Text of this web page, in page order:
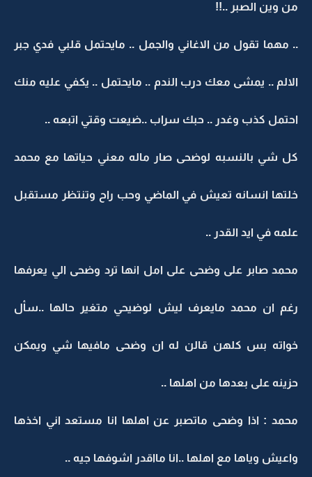
من وين الصبر ..!!
.. مهما تقول من الاغاني والجمل .. مايحتمل قلبي فدي جبر
الالم .. يمشى معك درب الندم .. مايحتمل .. يكفي عليه منك
احتمل كذب وغدر .. حبك سراب ..ضيعت وقتي اتبعه ..
كل شي بالنسبه لوضحى صار ماله معني حياتها مع محمد
خلتها انسانه تعيش في الماضي وحب راح وتنتظر مستقبل
علمه في ايد القدر ..
محمد صابر على وضحى على امل انها ترد وضحى الي يعرفها
رغم ان محمد مايعرف ليش لوضيحي متغير حالها ..سأل
خواته بس كلهن قالن له ان وضحى مافيها شي ويمكن
حزينه على بعدها من اهلها ..
محمد : اذا وضحى ماتصبر عن اهلها انا مستعد اني اخذها
واعيش وياها مع اهلها ..انا مااقدر اشوفها جيه ..